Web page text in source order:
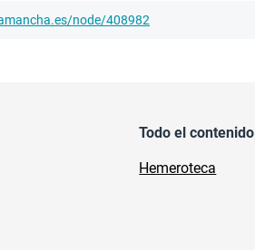
node/408982
Todo el contenido
Hemeroteca